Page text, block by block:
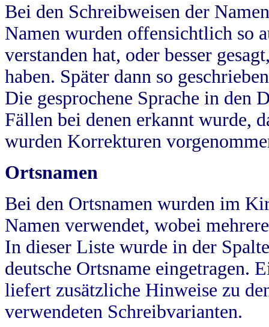
Bei den Schreibweisen der
Namen wurden offensichtlich so
verstanden hat, oder besser
haben. Später dann so
Die gesprochene Sprache in
Fällen bei denen erkannt wurde,
wurden Korrekturen
Ortsnamen
Bei den Ortsnamen wurden im
Namen verwendet, wobei
In dieser Liste wurde in der
deutsche Ortsname eingetragen.
liefert zusätzliche Hinweise zu
verwendeten Schreibvarianten.